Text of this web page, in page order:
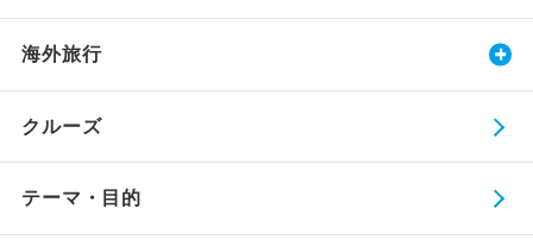
海外旅行
クルーズ
テーマ・目的